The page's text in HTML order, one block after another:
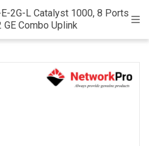
2G-L Catalyst 1000, 8 Ports
GE Combo Uplink